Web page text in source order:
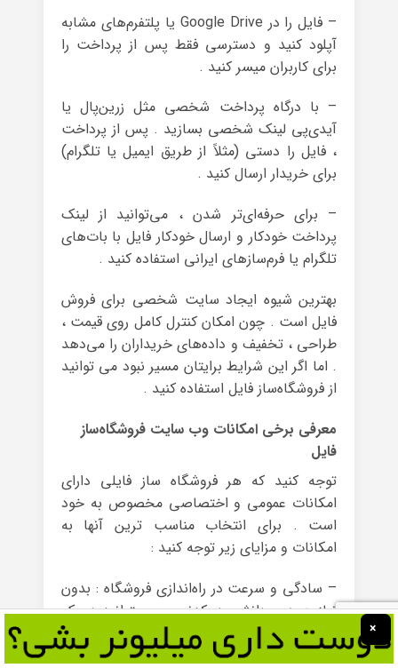
– فایل را در Google Drive یا پلتفرم‌های مشابه
آپلود کنید و دسترسی فقط پس از پرداخت را
برای کاربران میسر کنید .
– با درگاه پرداخت شخصی مثل زرین‌پال یا
آیدی‌پی لینک شخصی بسازید . پس از پرداخت
، فایل را دستی (مثلاً از طریق ایمیل یا تلگرام)
برای خریدار ارسال کنید .
– برای حرفه‌ای‌تر شدن ، می‌توانید از لینک
پرداخت خودکار و ارسال خودکار فایل با بات‌های
تلگرام یا فرم‌سازهای ایرانی استفاده کنید .
بهترین شیوه ایجاد سایت شخصی برای فروش
فایل است . چون امکان کنترل کامل روی قیمت ،
طراحی ، تخفیف و داده‌های خریداران را می‌دهد
. اما اگر این شرایط برایتان مسیر نبود می توانید
از فروشگاه‌ساز فایل استفاده کنید .
معرفی برخی امکانات وب سایت فروشگاه‌ساز
فایل
توجه کنید که هر فروشگاه ساز فایلی دارای
امکانات عمومی و اختصاصی مخصوص به خود
است . برای انتخاب مناسب ترین آنها به
امکانات و مزایای زیر توجه کنید :
– سادگی و سرعت در راه‌اندازی فروشگاه : بدون
نیاز به هیچ دانشی در کدنویسی ، بتوانید در یک
بازه زمانی کوتاه فروشگاه شخصی خود را با
ظاهری حرفه‌ای ایجاد کنید .
×